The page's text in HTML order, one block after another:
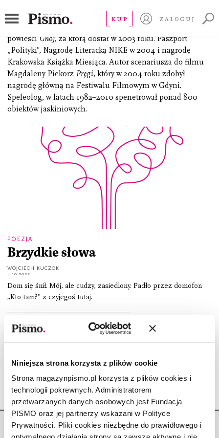
Niniejsza strona korzysta z plików cookie
Strona magazynpismo.pl korzysta z plików cookies i
technologii pokrewnych. Administratorem
przetwarzanych danych osobowych jest Fundacja
PISMO oraz jej partnerzy wskazani w Polityce
Prywatności. Pliki cookies niezbędne do prawidłowego i
KUP ZALOGUJ
(ur. 1972), pisarz, autor scenariuszy, krytyk filmowy. Autor
powieściGnój, za którą dostał w 2003 roku. Paszport
„Polityki”, Nagrodę Literacką NIKE w 2004 i nagrodę
Krakowska Książka Miesiąca. Autor scenariusza do filmu
Magdaleny Piekorz Pręgi, który w 2004 roku zdobył
nagrodę główną na Festiwalu Filmowym w Gdyni.
Speleolog, w latach 1982–2010 spenetrował ponad 800
obiektów jaskiniowych.
POEZJA
Brzydkie słowa
WOJCIECH KUCZOK
4.10.2022
Dom się śnił. Mój, ale cudzy, zasiedlony. Padło przez domofon
„Kto tam?” z czyjegoś tutaj.
OPOWIADANIE
Moja lewa stopa